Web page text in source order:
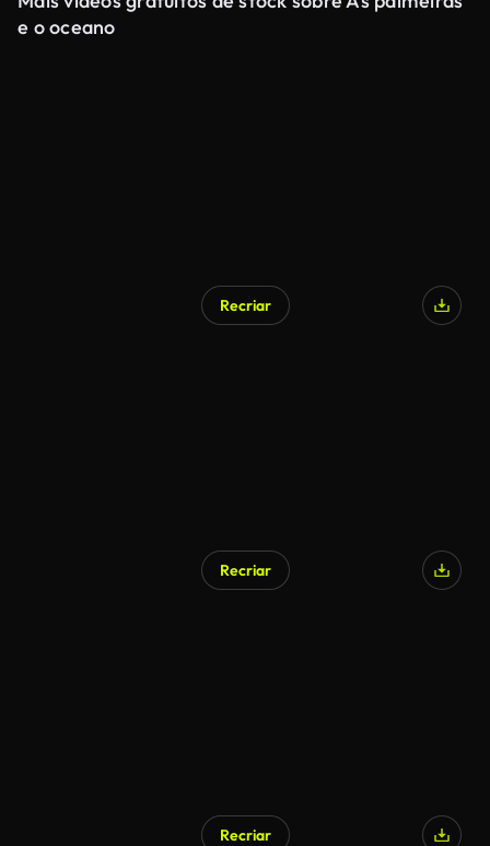
e o oceano
Recriar
Recriar
Recriar